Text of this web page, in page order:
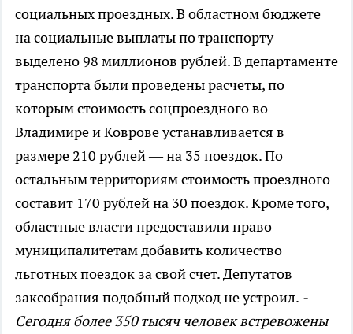
социальных проездных. В областном бюджете
на социальные выплаты по транспорту
выделено 98 миллионов рублей. В департаменте
транспорта были проведены расчеты, по
которым стоимость соцпроездного во
Владимире и Коврове устанавливается в
размере 210 рублей — на 35 поездок. По
остальным территориям стоимость проездного
составит 170 рублей на 30 поездок. Кроме того,
областные власти предоставили право
муниципалитетам добавить количество
льготных поездок за свой счет. Депутатов
заксобрания подобный подход не устроил. -
Сегодня более 350 тысяч человек встревожены